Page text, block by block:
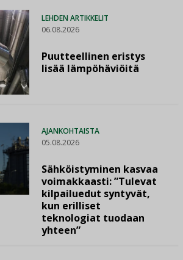
LEHDEN ARTIKKELIT
06.08.2026
Puutteellinen eristys
lisää lämpöhäviöitä
AJANKOHTAISTA
05.08.2026
Sähköistyminen kasvaa
voimakkaasti: ”Tulevat
kilpailuedut syntyvät,
kun erilliset
teknologiat tuodaan
yhteen”